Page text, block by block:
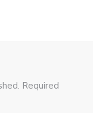
Required